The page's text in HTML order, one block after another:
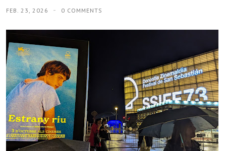
FEB. 23, 2026 0 COMMENTS